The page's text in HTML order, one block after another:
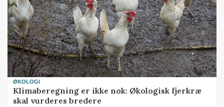
ØKOLOGI
Klimaberegning er ikke nok: Økologisk fjerkræ
skal vurderes bredere